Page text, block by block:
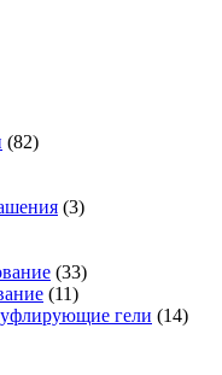
(82)
(3)
(33)
(11)
гели (14)